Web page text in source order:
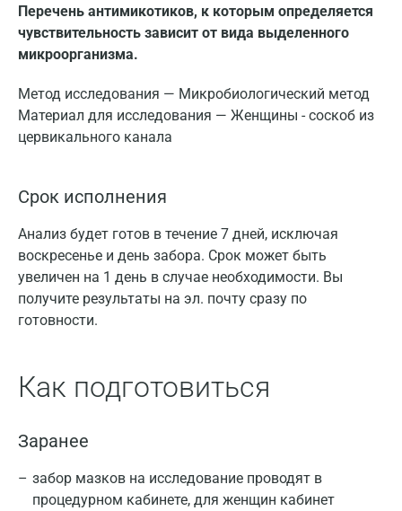
Перечень антимикотиков, к которым определяется
чувствительность зависит от вида выделенного
микроорганизма.
Метод исследования — Микробиологический метод
Материал для исследования — Женщины - соскоб из
цервикального канала
Срок исполнения
Анализ будет готов в течение 7 дней, исключая
воскресенье и день забора. Срок может быть
увеличен на 1 день в случае необходимости. Вы
получите результаты на эл. почту сразу по
готовности.
Как подготовиться
Заранее
забор мазков на исследование проводят в
процедурном кабинете, для женщин кабинет